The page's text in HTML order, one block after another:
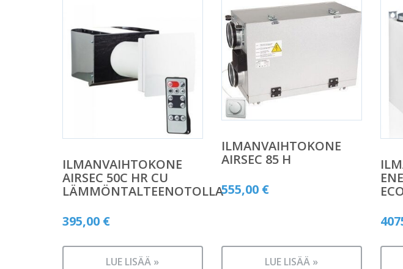
ILMANVAIHTOKONE
AIRSEC 50C HR CU
LÄMMÖNTALTEENOTOLLA
395,00 €
LUE LISÄÄ »
ILMANVAIHTOKONE
AIRSEC 85 H
555,00 €
LUE LISÄÄ »